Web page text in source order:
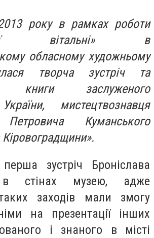
року в рамках роботи
вітальні» в
обласному художньому
творча зустріч та
книги заслуженого
мистецтвознавця
Петровича Куманського
зустріч Броніслава
в стінах музею, адже
таких заходів мали змогу
на презентації інших
і знаного в місті